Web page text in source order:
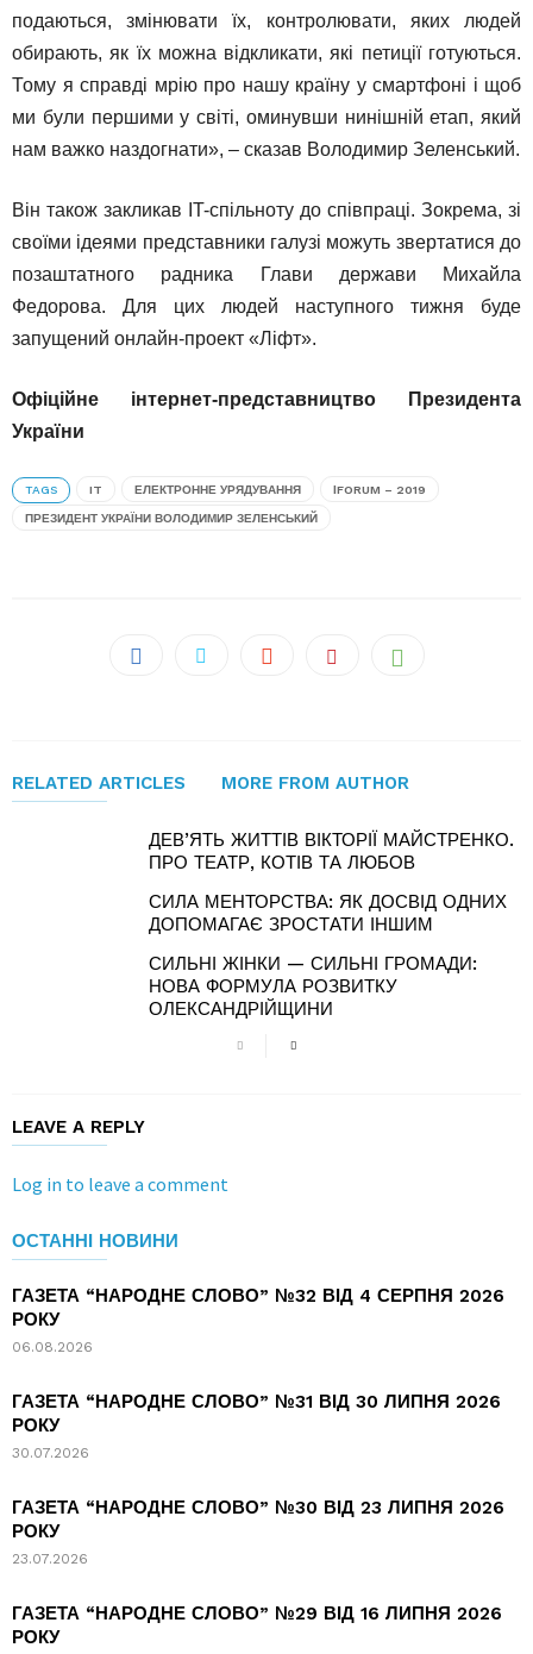
подаються, змінювати їх, контролювати, яких людей
обирають, як їх можна відкликати, які петиції готуються.
Тому я справді мрію про нашу країну у смартфоні і щоб
ми були першими у світі, оминувши нинішній етап, який
нам важко наздогнати», – сказав Володимир Зеленський.
Він також закликав IT-спільноту до співпраці. Зокрема, зі
своїми ідеями представники галузі можуть звертатися до
позаштатного радника Глави держави Михайла
Федорова. Для цих людей наступного тижня буде
запущений онлайн-проект «Ліфт».
Офіційне інтернет-представництво Президента
України
TAGS IT ЕЛЕКТРОННЕ УРЯДУВАННЯ ІFORUM – 2019
ПРЕЗИДЕНТ УКРАЇНИ ВОЛОДИМИР ЗЕЛЕНСЬКИЙ
RELATED ARTICLES MORE FROM AUTHOR
ДЕВ’ЯТЬ ЖИТТІВ ВІКТОРІЇ МАЙСТРЕНКО.
ПРО ТЕАТР, КОТІВ ТА ЛЮБОВ
СИЛА МЕНТОРСТВА: ЯК ДОСВІД ОДНИХ
ДОПОМАГАЄ ЗРОСТАТИ ІНШИМ
СИЛЬНІ ЖІНКИ — СИЛЬНІ ГРОМАДИ:
НОВА ФОРМУЛА РОЗВИТКУ
ОЛЕКСАНДРІЙЩИНИ
LEAVE A REPLY
Log in to leave a comment
ОСТАННІ НОВИНИ
ГАЗЕТА “НАРОДНЕ СЛОВО” №32 ВІД 4 СЕРПНЯ 2026
РОКУ
06.08.2026
ГАЗЕТА “НАРОДНЕ СЛОВО” №31 ВІД 30 ЛИПНЯ 2026
РОКУ
30.07.2026
ГАЗЕТА “НАРОДНЕ СЛОВО” №30 ВІД 23 ЛИПНЯ 2026
РОКУ
23.07.2026
ГАЗЕТА “НАРОДНЕ СЛОВО” №29 ВІД 16 ЛИПНЯ 2026
РОКУ